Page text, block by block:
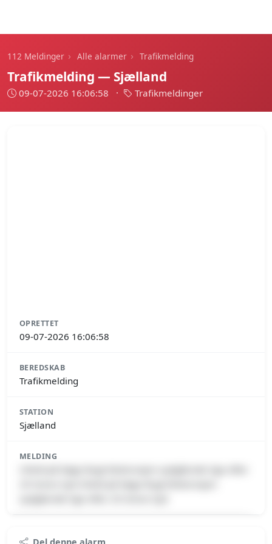
112 Meldinger › Alle alarmer › Trafikmelding
Trafikmelding — Sjælland
09-07-2026 16:06:58 · Trafikmeldinger
OPRETTET
09-07-2026 16:06:58
BEREDSKAB
Trafikmelding
STATION
Sjælland
MELDING